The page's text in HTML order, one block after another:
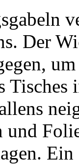
Der
Tisches
und